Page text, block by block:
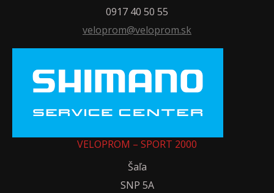
0917 40 50 55
veloprom@veloprom.sk
VELOPROM – SPORT 2000
Šaľa
SNP 5A